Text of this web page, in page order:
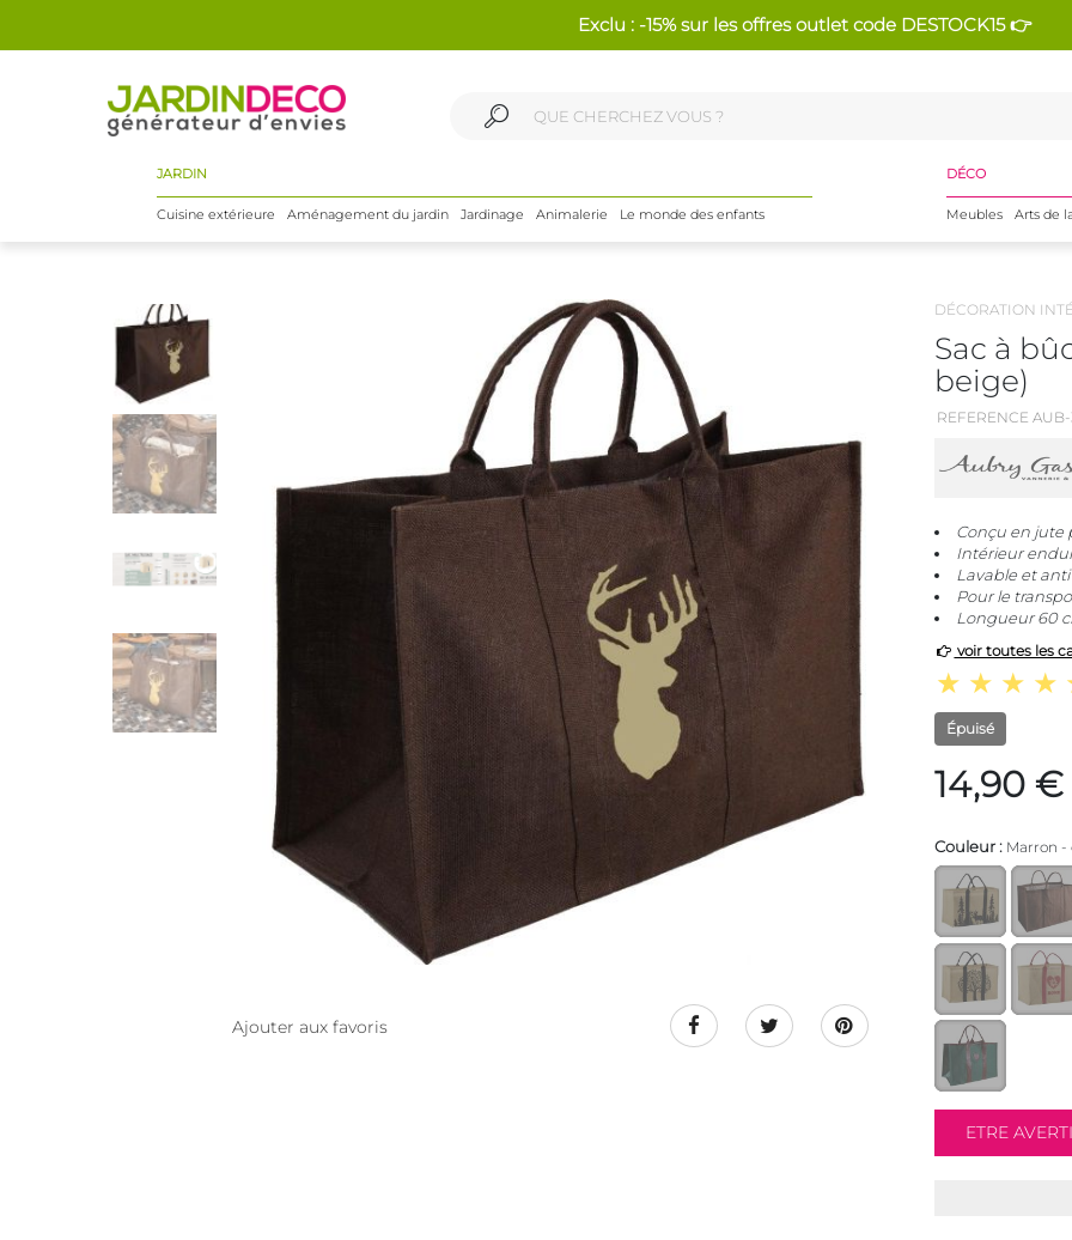
Exclu : -15% sur les offres outlet code DESTOCK15 👉
JARDIN
Cuisine extérieure Aménagement du jardin Jardinage Animalerie Le monde des enfants
DÉCO
Meubles Arts de
Ajouter aux favoris
DÉCORATION
Sac à
beige)
REFERENCE AUB-
Conçu en jute
Intérieur
Lavable et
Pour le
Longueur 60
voir toutes les
Épuisé
14,90 €
Couleur : Marron -